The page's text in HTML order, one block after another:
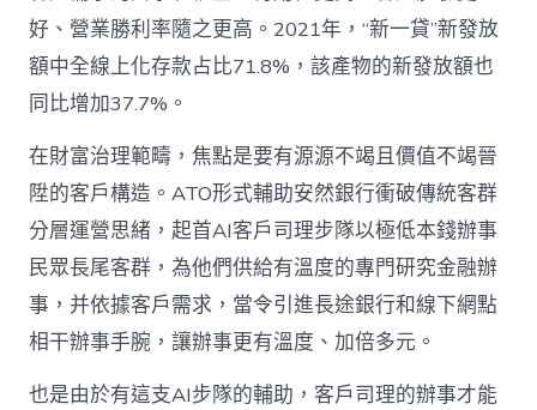
好、營業勝利率隨之更高。2021年，“新一貸”新發放
額中全線上化存款占比71.8%，該產物的新發放額也
同比增加37.7%。
在財富治理範疇，焦點是要有源源不竭且價值不竭晉
陞的客戶構造。ATO形式輔助安然銀行衝破傳統客群
分層運營思緒，起首AI客戶司理步隊以極低本錢辦事
民眾長尾客群，為他們供給有溫度的專門研究金融辦
事，并依據客戶需求，當令引進長途銀行和線下網點
相干辦事手腕，讓辦事更有溫度、加倍多元。
也是由於有這支AI步隊的輔助，客戶司理的辦事才能